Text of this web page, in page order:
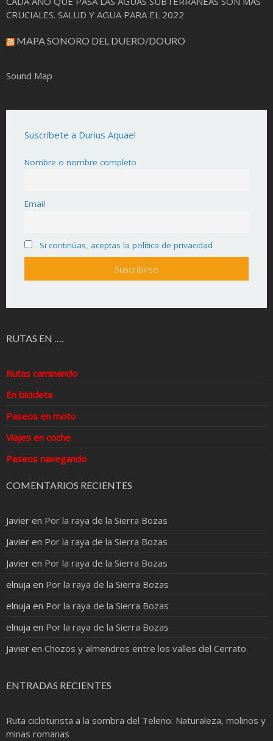
CRUCIALES. SALUD Y AGUA PARA EL 2022
MAPA SONORO DEL DUERO/DOURO
Sound Map
Suscríbete a Durius Aquae!
Nombre o nombre completo
Email
Si continúas, aceptas la política de privacidad
RUTAS EN ….
Rutas caminando
En bicicleta
Paseos en moto
Viajes en coche
Paseos navegando
COMENTARIOS RECIENTES
Javier en Por la raya de la Sierra Bozas
Javier en Por la raya de la Sierra Bozas
Javier en Por la raya de la Sierra Bozas
elnuja en Por la raya de la Sierra Bozas
elnuja en Por la raya de la Sierra Bozas
elnuja en Por la raya de la Sierra Bozas
Javier en Chozos y almendros entre los valles del Cerrato
ENTRADAS RECIENTES
Ruta cicloturista a la sombra del Teleno: Naturaleza, molinos y
minas romanas